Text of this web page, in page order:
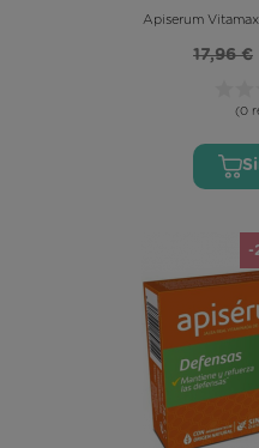
Apiserum
17,96 €
(0
-